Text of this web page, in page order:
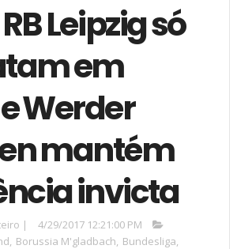
Leipzig só
em
Werder
mantém
invicta
|
4/29/2017 12:21:00 PM
, Borussia M'gladbach, Bundesliga,